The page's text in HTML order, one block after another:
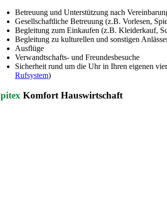
Betreuung und Unterstützung nach
Gesellschaftliche Betreuung (z.B. Vorlesen,
Begleitung zum Einkaufen (z.B. Kleiderkauf,
Begleitung zu kulturellen und sonstigen
Ausflüge
Verwandtschafts- und Freundesbesuche
Sicherheit rund um die Uhr in Ihren eigenen
Rufsystem)
Komfort Hauswirtschaft